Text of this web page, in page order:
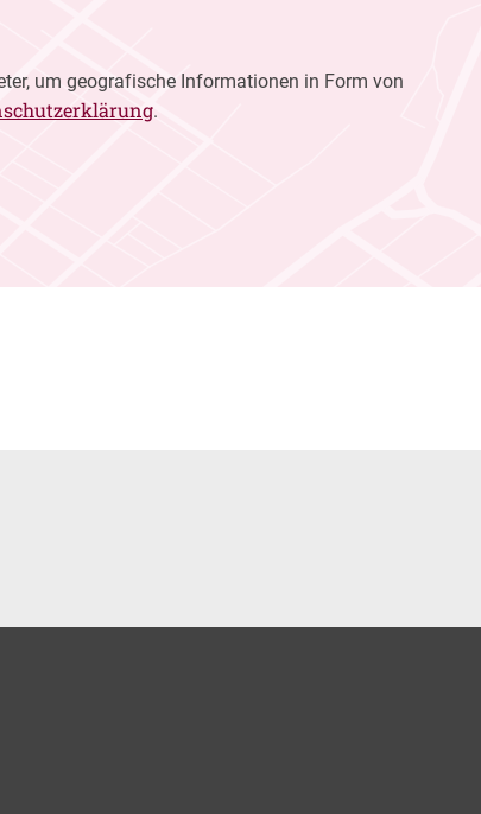
um geografische Informationen in Form von
.